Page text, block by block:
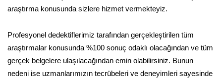
araştırma konusunda sizlere hizmet vermekteyiz.
Profesyonel dedektiflerimiz tarafından gerçekleştirilen tüm
araştırmalar konusunda %100 sonuç odaklı olacağından ve tüm
gerçek belgelere ulaşılacağından emin olabilirsiniz. Bunun
nedeni ise uzmanlarımızın tecrübeleri ve deneyimleri sayesinde